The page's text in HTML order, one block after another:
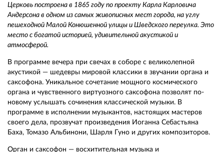
Церковь построена в 1865 году по проекту Карла Карловича
Андерсона в одном из самых живописных мест города, на углу
пешеходной Малой Конюшенной улицы и Шведского переулка. Это
место с богатой историей, удивительной акустикой и
атмосферой.
В программе вечера при свечах в соборе с великолепной
акустикой — шедевры мировой классики в звучании органа и
саксофона. Уникальное сочетание мощного космического
органа и чувственного виртуозного саксофона позволят по-
новому услышать сочинения классической музыки. В
программе в исполнении музыкантов, настоящих мастеров
своего дела, прозвучат произведения Иоганна Себастьяна
Баха, Томазо Альбинони, Шарля Гуно и других композиторов.
Орган и саксофон — восхитительная музыка и